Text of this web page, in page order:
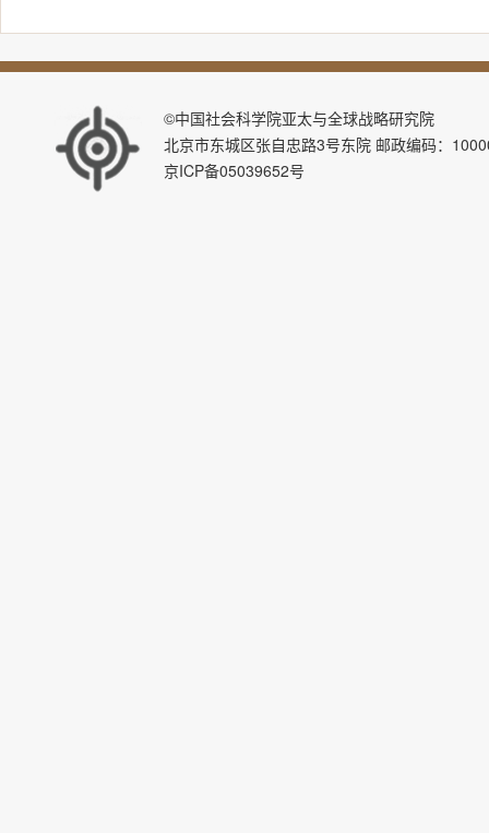
©中国社会科学院亚太与全球战略研究院
北京市东城区张自忠路3号东院 邮政编码：
京ICP备05039652号